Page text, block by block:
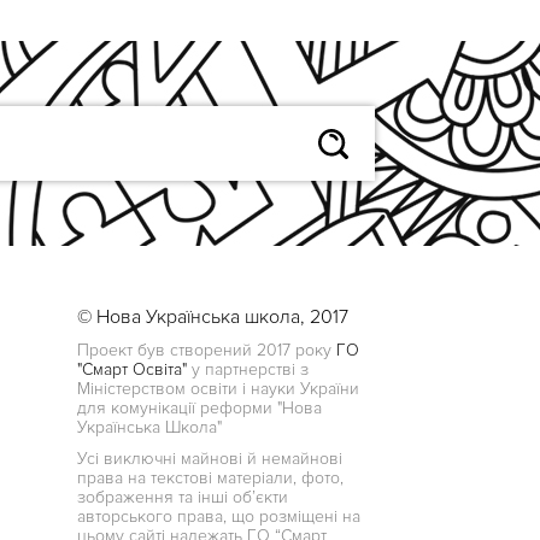
© Нова Українська школа, 2017
Проект був створений 2017 року ГО
"Смарт Освіта" у партнерстві з
Міністерством освіти і науки України
для комунікації реформи "Нова
Українська Школа"
Усі виключні майнові й немайнові
права на текстові матеріали, фото,
зображення та інші об’єкти
авторського права, що розміщені на
цьому сайті належать ГО “Смарт